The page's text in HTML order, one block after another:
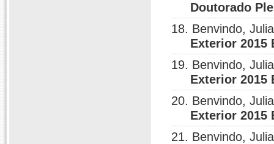
Doutorado
18. Benvindo,
Exterior 2015
19. Benvindo,
Exterior 2015
20. Benvindo,
Exterior 2015
21. Benvindo,